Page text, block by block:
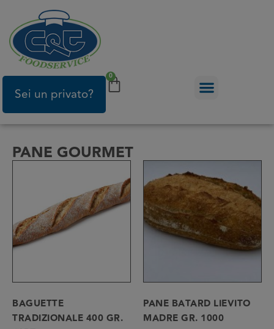
Sei un privato?
0
PANE GOURMET
BAGUETTE
TRADIZIONALE 400 GR.
PANE BATARD LIEVITO
MADRE GR. 1000